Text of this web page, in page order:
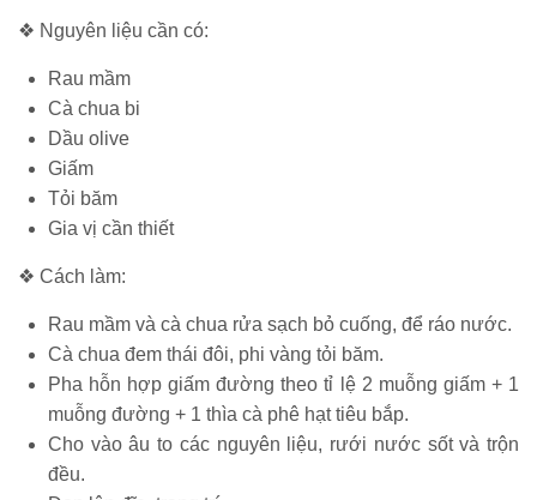
❖ Nguyên liệu cần có:
Rau mầm
Cà chua bi
Dầu olive
Giấm
Tỏi băm
Gia vị cần thiết
❖ Cách làm:
Rau mầm và cà chua rửa sạch bỏ cuống, để ráo nước.
Cà chua đem thái đôi, phi vàng tỏi băm.
Pha hỗn hợp giấm đường theo tỉ lệ 2 muỗng giấm + 1
muỗng đường + 1 thìa cà phê hạt tiêu bắp.
Cho vào âu to các nguyên liệu, rưới nước sốt và trộn
đều.